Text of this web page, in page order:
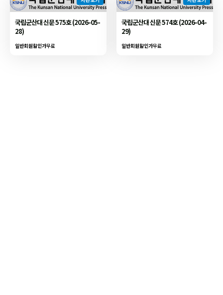
국립군산대 신문 575호 (2026-05-
28)
일반회원할인가무료
국립군산대 신문 574호 (2026-04-
29)
일반회원할인가무료